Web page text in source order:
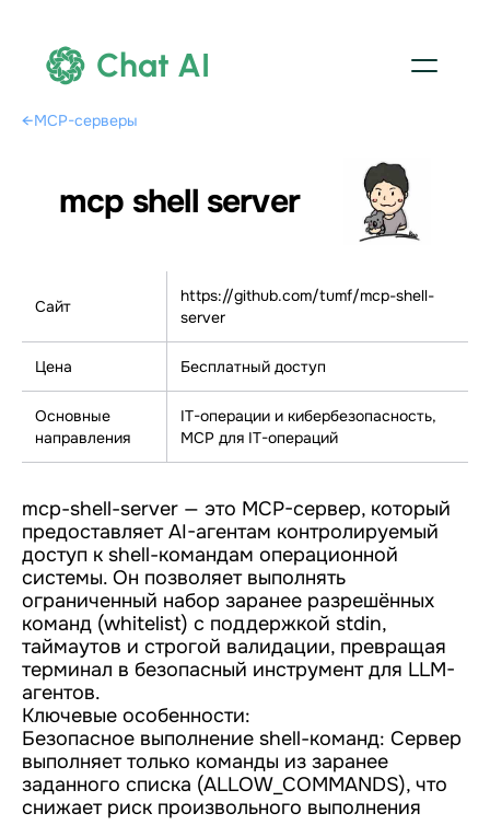
Chat AI
←MCP-серверы
mcp shell server
Сайт
https://github.com/tumf/mcp-shell-
server
Цена Бесплатный доступ
Основные
направления
IT-операции и кибербезопасность,
МСР для IT-операций
mcp-shell-server — это MCP-сервер, который
предоставляет AI-агентам контролируемый
доступ к shell-командам операционной
системы. Он позволяет выполнять
ограниченный набор заранее разрешённых
команд (whitelist) с поддержкой stdin,
таймаутов и строгой валидации, превращая
терминал в безопасный инструмент для LLM-
агентов.
Ключевые особенности:
Безопасное выполнение shell-команд: Сервер
выполняет только команды из заранее
заданного списка (ALLOW_COMMANDS), что
снижает риск произвольного выполнения